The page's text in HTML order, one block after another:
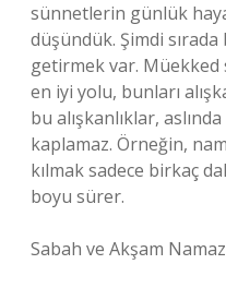
sünnetlerin günlük
düşündük. Şimdi
getirmek var.
en iyi yolu, bunları
bu alışkanlıklar,
kaplamaz. Örneğin,
kılmak sadece birkaç
boyu sürer.
Sabah ve Akşam